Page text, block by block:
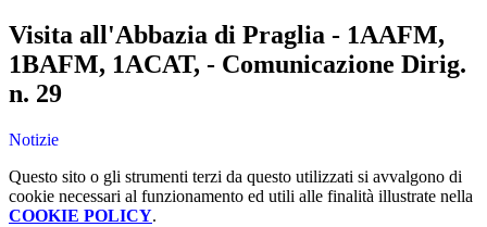
Visita all'Abbazia di Praglia - 1AAFM,
1BAFM, 1ACAT, - Comunicazione Dirig.
n. 29
Notizie
Questo sito o gli strumenti terzi da questo utilizzati si avvalgono di
cookie necessari al funzionamento ed utili alle finalità illustrate nella
COOKIE POLICY.